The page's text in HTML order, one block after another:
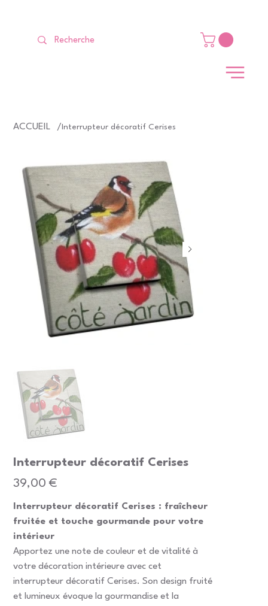
ACCUEIL /Interrupteur décoratif Cerises
Interrupteur décoratif Cerises
Prix
39,00 €
Interrupteur décoratif Cerises : fraîcheur
fruitée et touche gourmande pour votre
intérieur
Apportez une note de couleur et de vitalité à
votre décoration intérieure avec cet
interrupteur décoratif Cerises. Son design fruité
et lumineux évoque la gourmandise et la